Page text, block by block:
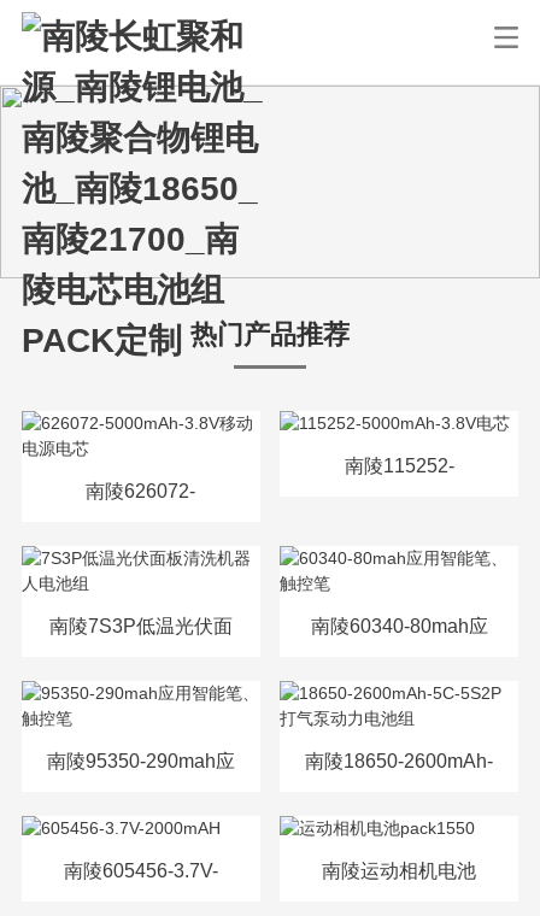
热门产品推荐
南陵626072-
南陵115252-
南陵7S3P低温光伏面 南陵60340-80mah应
南陵95350-290mah应 南陵18650-2600mAh-
电池组
南陵605456-3.7V- 南陵运动相机电池